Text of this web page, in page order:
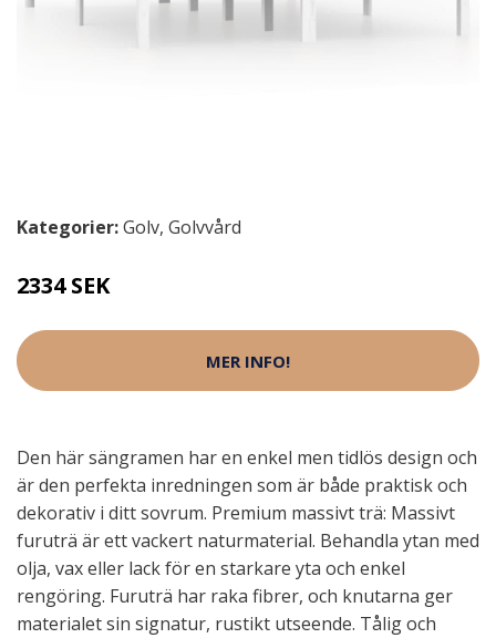
Kategorier:Golv, Golvvård
2334 SEK
MER INFO!
Den här sängramen har en enkel men tidlös design och
är den perfekta inredningen som är både praktisk och
dekorativ i ditt sovrum. Premium massivt trä: Massivt
furuträ är ett vackert naturmaterial. Behandla ytan med
olja, vax eller lack för en starkare yta och enkel
rengöring. Furuträ har raka fibrer, och knutarna ger
materialet sin signatur, rustikt utseende. Tålig och